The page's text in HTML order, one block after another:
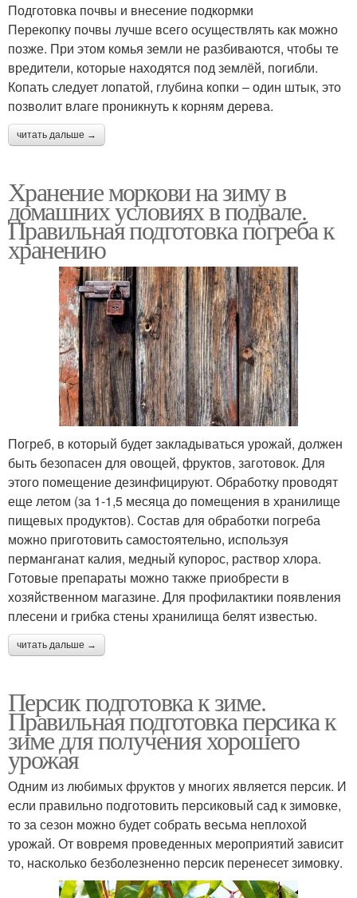
Подготовка почвы и внесение подкормки
Перекопку почвы лучше всего осуществлять как можно
позже. При этом комья земли не разбиваются, чтобы те
вредители, которые находятся под землёй, погибли.
Копать следует лопатой, глубина копки – один штык, это
позволит влаге проникнуть к корням дерева.
читать дальше →
Хранение моркови на зиму в
домашних условиях в подвале.
Правильная подготовка погреба к
хранению
Погреб, в который будет закладываться урожай, должен
быть безопасен для овощей, фруктов, заготовок. Для
этого помещение дезинфицируют. Обработку проводят
еще летом (за 1-1,5 месяца до помещения в хранилище
пищевых продуктов). Состав для обработки погреба
можно приготовить самостоятельно, используя
перманганат калия, медный купорос, раствор хлора.
Готовые препараты можно также приобрести в
хозяйственном магазине. Для профилактики появления
плесени и грибка стены хранилища белят известью.
читать дальше →
Персик подготовка к зиме.
Правильная подготовка персика к
зиме для получения хорошего
урожая
Одним из любимых фруктов у многих является персик. И
если правильно подготовить персиковый сад к зимовке,
то за сезон можно будет собрать весьма неплохой
урожай. От вовремя проведенных мероприятий зависит
то, насколько безболезненно персик перенесет зимовку.